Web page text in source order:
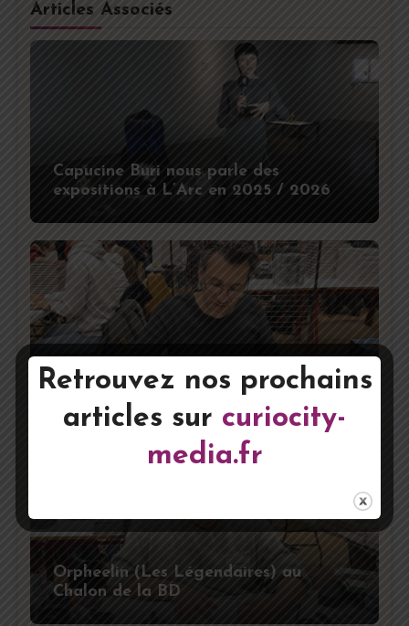
Articles Associés
Capucine Buri nous parle des
expositions à L’Arc en 2025 / 2026
Le dessinateur Jérôme Alquié au
Chalon de la BD
Orpheelin (Les Légendaires) au
Chalon de la BD
Retrouvez nos prochains
articles sur curiocity-
media.fr